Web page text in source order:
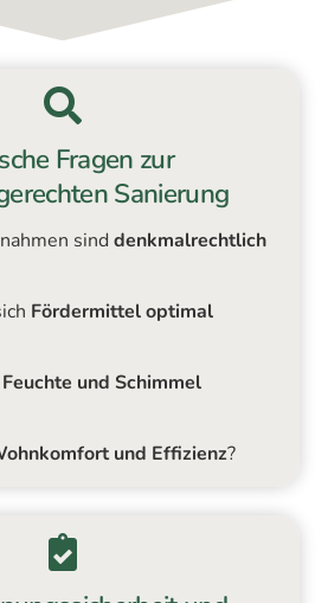
Fragen zur
Sanierung
sind denkmalrechtlich
Fördermittel optimal
Feuchte und Schimmel
und Effizienz?